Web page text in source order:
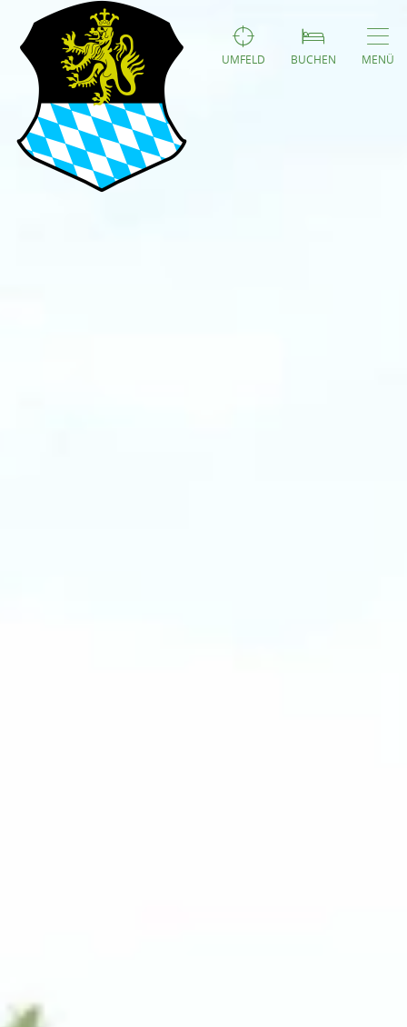
UMFELD BUCHEN MENÜ